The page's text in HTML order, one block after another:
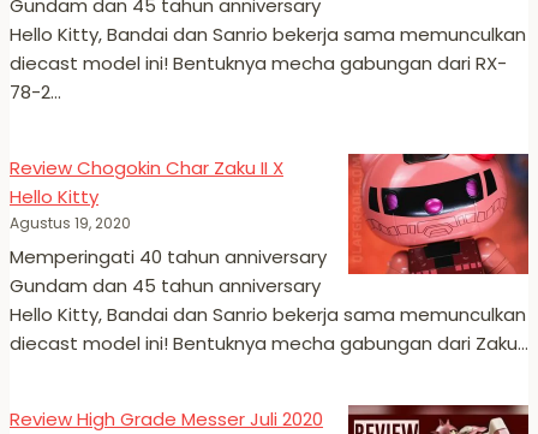
Hello Kitty, Bandai dan Sanrio bekerja sama memunculkan
diecast model ini! Bentuknya mecha gabungan dari RX-
78-2…
Review Chogokin Char Zaku II X
Hello Kitty
Agustus 19, 2020
Memperingati 40 tahun anniversary
Gundam dan 45 tahun anniversary
Hello Kitty, Bandai dan Sanrio bekerja sama memunculkan
diecast model ini! Bentuknya mecha gabungan dari Zaku…
Review High Grade Messer Juli 2020